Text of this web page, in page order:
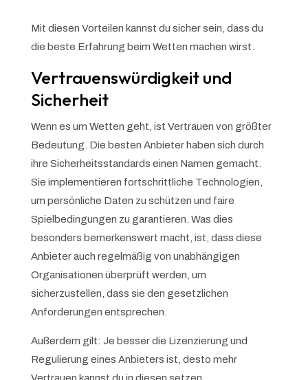
Mit diesen Vorteilen kannst du sicher sein, dass du
die beste Erfahrung beim Wetten machen wirst.
Vertrauenswürdigkeit und
Sicherheit
Wenn es um Wetten geht, ist Vertrauen von größter
Bedeutung. Die besten Anbieter haben sich durch
ihre Sicherheitsstandards einen Namen gemacht.
Sie implementieren fortschrittliche Technologien,
um persönliche Daten zu schützen und faire
Spielbedingungen zu garantieren. Was dies
besonders bemerkenswert macht, ist, dass diese
Anbieter auch regelmäßig von unabhängigen
Organisationen überprüft werden, um
sicherzustellen, dass sie den gesetzlichen
Anforderungen entsprechen.
Außerdem gilt: Je besser die Lizenzierung und
Regulierung eines Anbieters ist, desto mehr
Vertrauen kannst du in diesen setzen.